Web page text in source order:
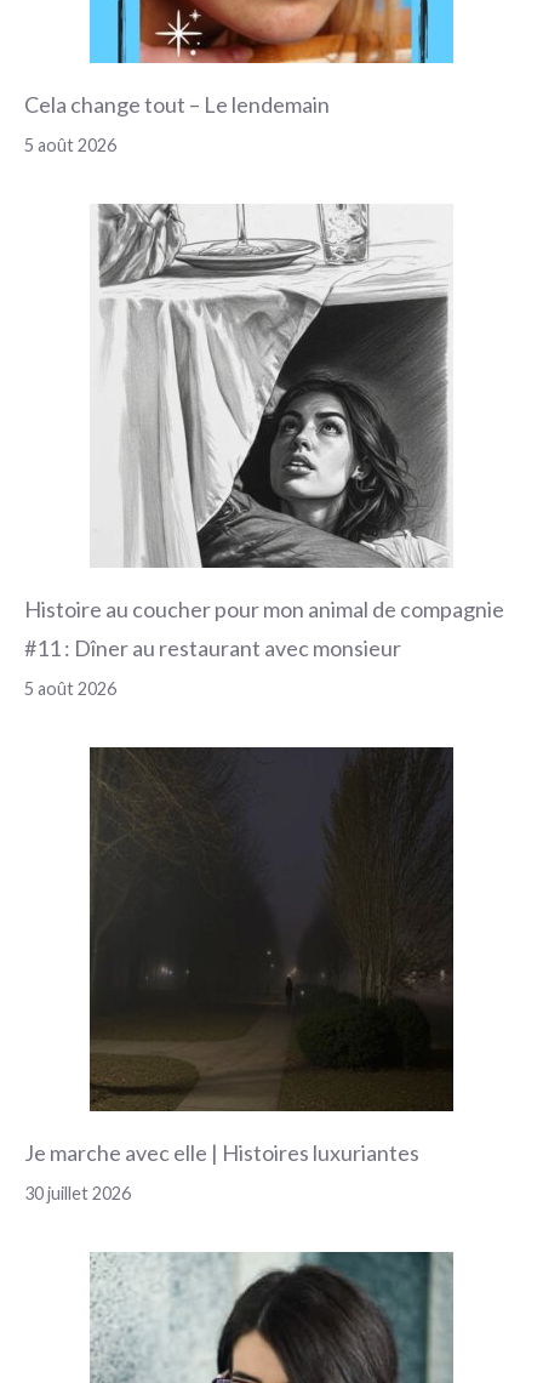
Cela change tout – Le lendemain
5 août 2026
Histoire au coucher pour mon animal de compagnie
#11 : Dîner au restaurant avec monsieur
5 août 2026
Je marche avec elle | Histoires luxuriantes
30 juillet 2026